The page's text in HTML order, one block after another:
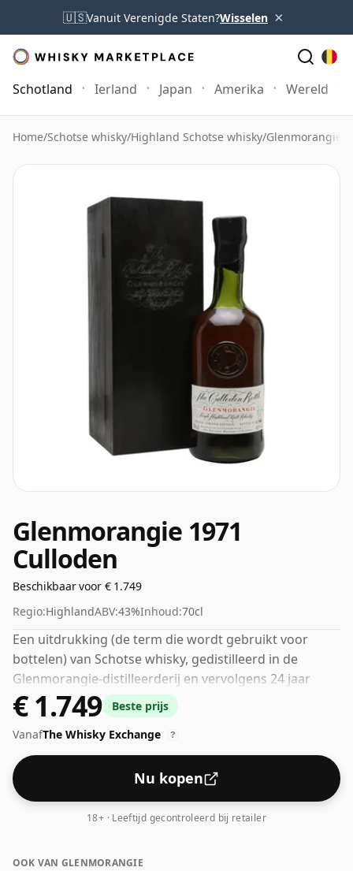
🇺🇸Vanuit Verenigde Staten?Wisselen ×
Schotland Ierland Japan Amerika Wereld
Home/Schotse whisky/Highland Schotse whisky/Glenmorangie
Glenmorangie 1971
Culloden
Beschikbaar voor € 1.749
Regio:HighlandABV:43%Inhoud:70cl
Een uitdrukking (de term die wordt gebruikt voor
bottelen) van Schotse whisky, gedistilleerd in de
Glenmorangie-distilleerderij en vervolgens 24 jaar
gerijpt. Wordt geleverd in een gewone fles van 70 cl en
wordt gebotteld op een gezond alcoholpercentage
van 43%.
€ 1.749
Beste prijs
VanafThe Whisky Exchange ?
Nu kopen
18+ · Leeftijd gecontroleerd bij retailer
OOK VAN GLENMORANGIE